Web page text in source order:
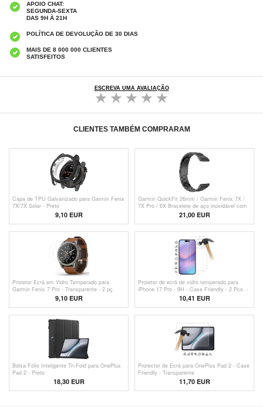
APOIO CHAT:
SEGUNDA-SEXTA
DAS 9H À 21H
POLÍTICA DE DEVOLUÇÃO DE 30 DIAS
MAIS DE 8 000 000 CLIENTES
SATISFEITOS
ESCREVA UMA AVALIAÇÃO
CLIENTES TAMBÉM COMPRARAM
Capa de TPU Galvanizado para Garmin Fenix
7X/7X Solar - Preto
9,10 EUR
Garmin QuickFit 26mm / Garmin Fenix 7X /
7X Pro / 6X Bracelete de aço inoxidável com
21,00 EUR
Protetor Ecrã em Vidro Temperado para
Garmin Fenix 7 Pro - Transparente - 2 pç.
9,10 EUR
Protetor de ecrã de vidro temperado para
iPhone 17 Pro - 9H - Case Friendly - 2 Pcs. -
10,41 EUR
Bolsa Fólio Inteligente Tri-Fold para OnePlus
Pad 2 - Preto
18,30 EUR
Protector de Ecrã para OnePlus Pad 2 - Case
Friendly - Transparente
11,70 EUR